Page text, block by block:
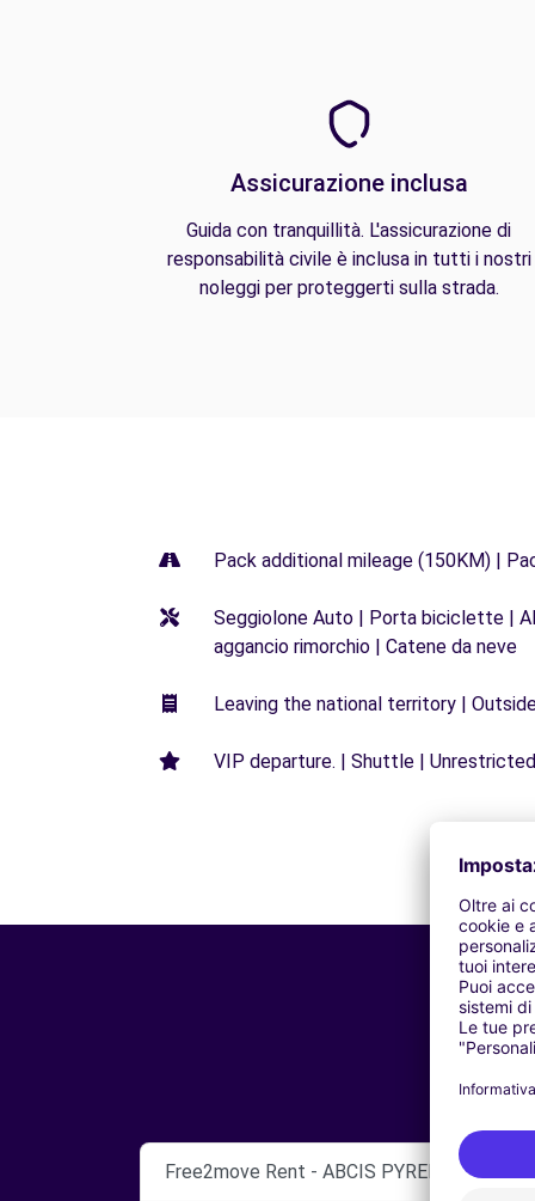
Assicurazione inclusa
Guida con tranquillità. L'assicurazione di
responsabilità civile è inclusa in tutti i nostri
noleggi per proteggerti sulla strada.
Pack additional mileage (150KM) |
Seggiolone Auto | Porta biciclette |
aggancio rimorchio | Catene da neve
Leaving the national territory |
VIP departure. | Shuttle |
Free2move Rent - ABCIS PYRENEES BY